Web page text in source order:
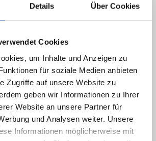
Details Über Cookies
Cookies
um Inhalte und Anzeigen zu
für soziale Medien anbieten
Zugriffe auf unsere Website zu
geben wir Informationen zu Ihrer
Website an unsere Partner für
und Analysen weiter. Unsere
Informationen möglicherweise mit
Uhr
Uhr
Vereinbarung!